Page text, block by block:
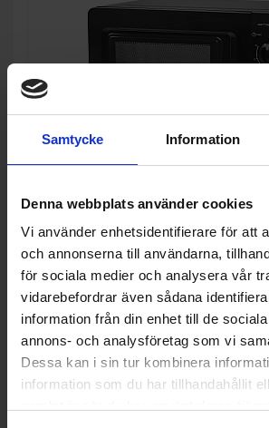
Samtycke Information
Denna webbplats använder cookies
Vi använder enhetsidentifierare för att
och annonserna till användarna,
för sociala medier och analysera vår
vidarebefordrar även sådana
information från din enhet till de
annons- och analysföretag som vi
Dessa kan i sin tur kombinera
information som du har tillhandahållit
Fristående mikrovågsugn
Emerio MW-124745
Färg: Svart
Bredd (cm): 45